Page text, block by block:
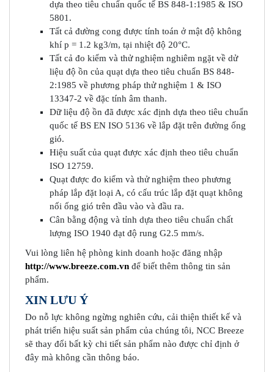
dựa theo tiêu chuẩn quốc tế BS 848-1:1985 & ISO
5801.
Tất cả đường cong được tính toán ở mật độ không
khí p = 1.2 kg3/m, tại nhiệt độ 20°C.
Tất cả đo kiểm và thử nghiệm nghiêm ngặt về dử
liệu độ ồn của quạt dựa theo tiêu chuẩn BS 848-
2:1985 về phương pháp thử nghiệm 1 & ISO
13347-2 về đặc tính âm thanh.
Dữ liệu độ ồn đã được xác định dựa theo tiêu chuẩn
quốc tế BS EN ISO 5136 về lắp đặt trên đường ống
gió.
Hiệu suất của quạt được xác định theo tiêu chuẩn
ISO 12759.
Quạt được đo kiểm và thử nghiệm theo phương
pháp lắp đặt loại A, có cấu trúc lắp đặt quạt không
nối ống gió trên đầu vào và đầu ra.
Cân bằng động và tỉnh dựa theo tiêu chuẩn chất
lượng ISO 1940 đạt độ rung G2.5 mm/s.
Vui lòng liên hệ phòng kinh doanh hoặc đăng nhập
http://www.breeze.com.vn để biết thêm thông tin sản
phẩm.
XIN LƯU Ý
Do nỗ lực không ngừng nghiên cứu, cải thiện thiết kế và
phát triển hiệu suất sản phẩm của chúng tôi, NCC Breeze
sẽ thay đổi bất kỳ chi tiết sản phẩm nào được chỉ định ở
đây mà không cần thông báo.